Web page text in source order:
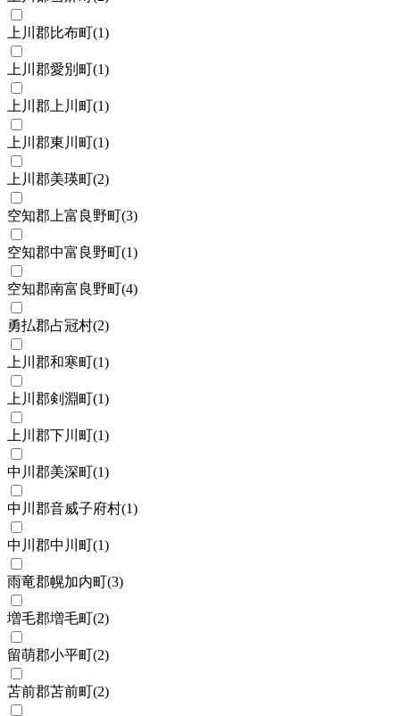
上川郡比布町(1)
上川郡愛別町(1)
上川郡上川町(1)
上川郡東川町(1)
上川郡美瑛町(2)
空知郡上富良野町(3)
空知郡中富良野町(1)
空知郡南富良野町(4)
勇払郡占冠村(2)
上川郡和寒町(1)
上川郡剣淵町(1)
上川郡下川町(1)
中川郡美深町(1)
中川郡音威子府村(1)
中川郡中川町(1)
雨竜郡幌加内町(3)
増毛郡増毛町(2)
留萌郡小平町(2)
苫前郡苫前町(2)